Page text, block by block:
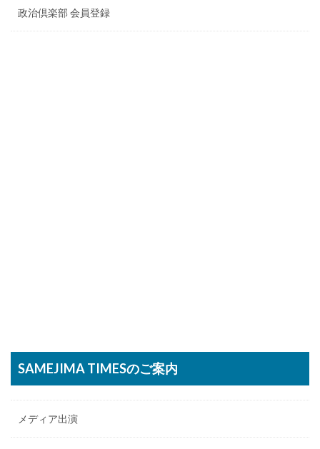
政治倶楽部 会員登録
SAMEJIMA TIMESのご案内
メディア出演